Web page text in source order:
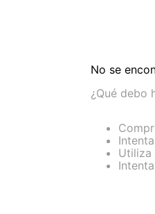
No se
¿Qué debo
Utiliza